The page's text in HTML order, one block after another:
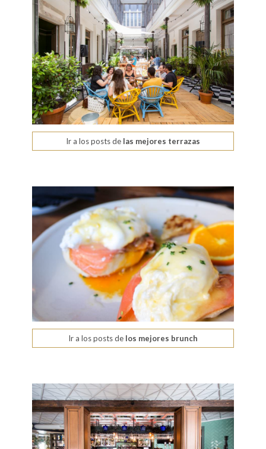
Ir a los posts de las mejores terrazas
Ir a los posts de los mejores brunch